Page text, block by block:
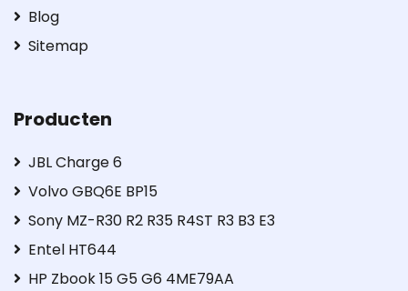
Blog
Sitemap
Producten
JBL Charge 6
Volvo GBQ6E BP15
Sony MZ-R30 R2 R35 R4ST R3 B3 E3
Entel HT644
HP Zbook 15 G5 G6 4ME79AA